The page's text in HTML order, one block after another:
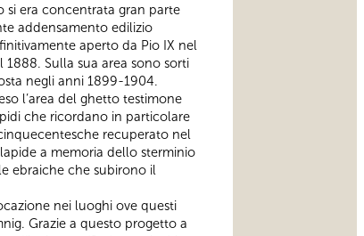
si era concentrata gran parte
addensamento edilizio
aperto da Pio IX nel
Sulla sua area sono sorti
negli anni 1899-1904.
l’area del ghetto testimone
che ricordano in particolare
recuperato nel
a memoria dello sterminio
ebraiche che subirono il
nei luoghi ove questi
Grazie a questo progetto a